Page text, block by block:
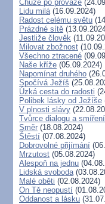
Chůze po provaze
Lidu milá(16.09.2024)
Radost celému světu
Prázdné sítě
Jestliže člověk
Milovat zbožnost
Všechno ztracené
Naše kříže (05.09.2024)
Napomínat druhého
Spočívá Ježíš
Úzká cesta do radosti
Polibek lásky od Ježíše
V plnosti slávy
Tvůrce dialogu a smíření
Směr (18.08.2024)
Štěstí (07.08.2024)
Dobrovolné přijímání
Mrzutost (05.08.2024)
Alespoň na jednu
Lidská svoboda
Malé oběti (02.08.2024)
On Tě neopustí
Oddanost a lásku